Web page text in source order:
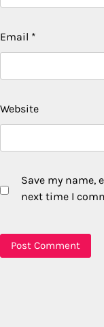
Email *
Website
Save my name,
next time I